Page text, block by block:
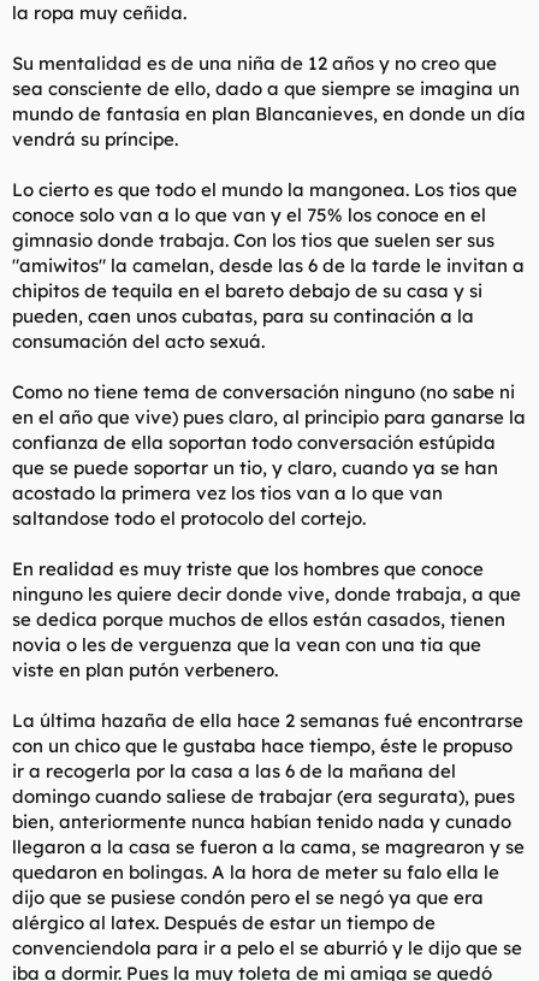
la ropa muy ceñida.
Su mentalidad es de una niña de 12 años y no creo que
sea consciente de ello, dado a que siempre se imagina un
mundo de fantasía en plan Blancanieves, en donde un día
vendrá su príncipe.
Lo cierto es que todo el mundo la mangonea. Los tios que
conoce solo van a lo que van y el 75% los conoce en el
gimnasio donde trabaja. Con los tios que suelen ser sus
"amiwitos" la camelan, desde las 6 de la tarde le invitan a
chipitos de tequila en el bareto debajo de su casa y si
pueden, caen unos cubatas, para su continación a la
consumación del acto sexuá.
Como no tiene tema de conversación ninguno (no sabe ni
en el año que vive) pues claro, al principio para ganarse la
confianza de ella soportan todo conversación estúpida
que se puede soportar un tio, y claro, cuando ya se han
acostado la primera vez los tios van a lo que van
saltandose todo el protocolo del cortejo.
En realidad es muy triste que los hombres que conoce
ninguno les quiere decir donde vive, donde trabaja, a que
se dedica porque muchos de ellos están casados, tienen
novia o les de verguenza que la vean con una tia que
viste en plan putón verbenero.
La última hazaña de ella hace 2 semanas fué encontrarse
con un chico que le gustaba hace tiempo, éste le propuso
ir a recogerla por la casa a las 6 de la mañana del
domingo cuando saliese de trabajar (era segurata), pues
bien, anteriormente nunca habían tenido nada y cunado
llegaron a la casa se fueron a la cama, se magrearon y se
quedaron en bolingas. A la hora de meter su falo ella le
dijo que se pusiese condón pero el se negó ya que era
alérgico al latex. Después de estar un tiempo de
convenciendola para ir a pelo el se aburrió y le dijo que se
iba a dormir. Pues la muy toleta de mi amiga se quedó